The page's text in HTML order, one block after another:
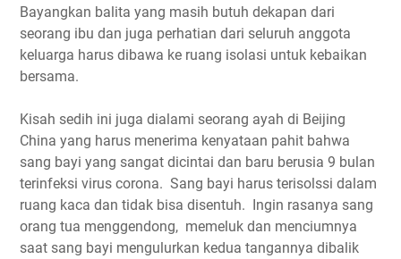
Bayangkan balita yang masih butuh dekapan dari
seorang ibu dan juga perhatian dari seluruh anggota
keluarga harus dibawa ke ruang isolasi untuk kebaikan
bersama.
Kisah sedih ini juga dialami seorang ayah di Beijing
China yang harus menerima kenyataan pahit bahwa
sang bayi yang sangat dicintai dan baru berusia 9 bulan
terinfeksi virus corona. Sang bayi harus terisolssi dalam
ruang kaca dan tidak bisa disentuh. Ingin rasanya sang
orang tua menggendong, memeluk dan menciumnya
saat sang bayi mengulurkan kedua tangannya dibalik